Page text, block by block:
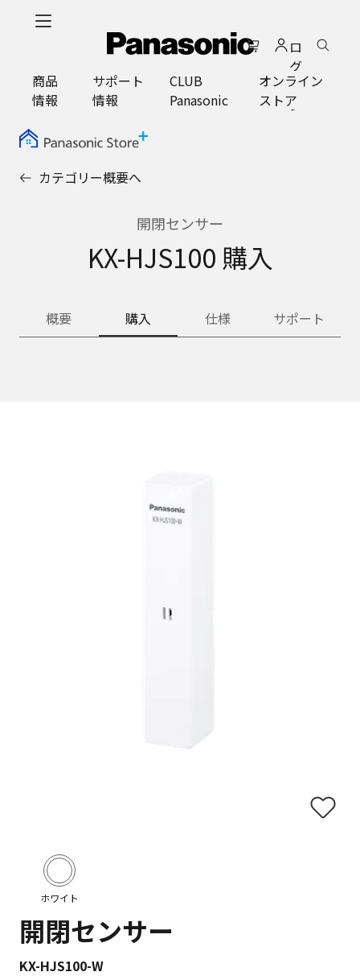
ロ
グ
イ
ン
商品
情報
サポート
情報
CLUB
Panasonic
オンライン
ストア
カテゴリー概要へ
開閉センサー
KX-HJS100 購入
概要 購入 仕様 サポート
ホワイト
開閉センサー
KX-HJS100-W